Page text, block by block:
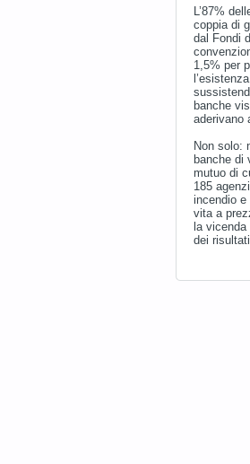
L’87%
coppia di
dal Fondi
1,5% per
banche
aderivano
Non solo:
banche di
mutuo di
185
incendio
vita a
la
dei